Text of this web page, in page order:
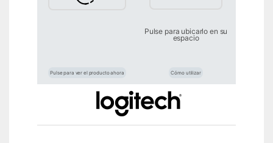
Pulse para ver el producto ahora
Pulse para ubicarlo en su
espacio
Cómo utilizar